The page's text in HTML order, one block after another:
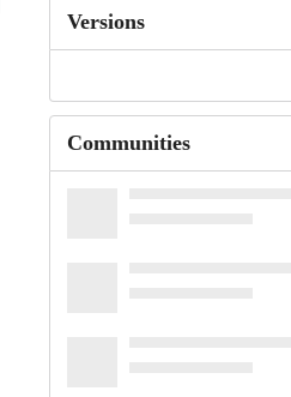
Versions
Communities